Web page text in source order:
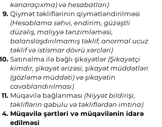
kənaraçıxma) və hesabatları)
Qiymət təkliflərinin qiymətləndirilməsi
(Hesablama səhvi, endirim, güzəştli
düzəliş, maliyyə tənzimləməsi,
balanslaşdırılmamış təklif, anormal ucuz
təklif və istismar dövrü xərcləri)
Satınalma ilə bağlı şikayətlər (Şikayətçi
kimdir, şikayət ərizəsi, şikayət müddətləri
(gözləmə müddəti) və şikayətin
cavablandırılması)
Müqavilə bağlanması (Niyyət bildirişi,
təkliflərin qəbulu və təkliflərdən imtina)
​Müqavilə şərtləri və müqavilənin idarə
edilməsi